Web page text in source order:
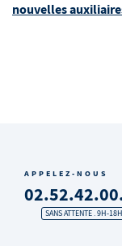
nouvelles
APPELEZ-NOUS
SANS ATTENTE . 9H-18H